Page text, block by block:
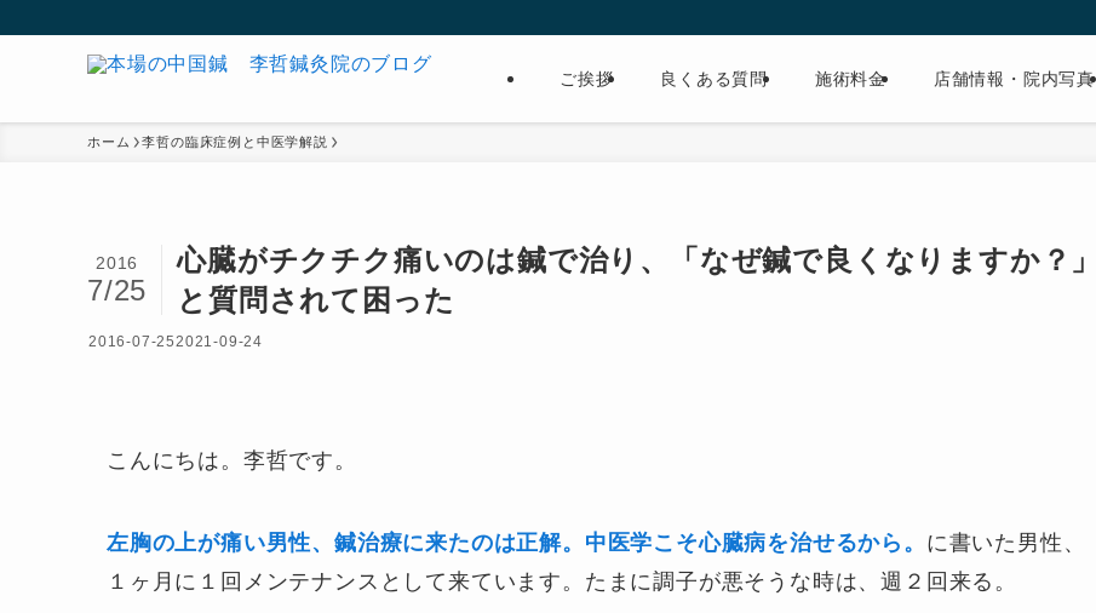
ご挨拶 良くある質問 施術料金 店舗情報・院内写真
ホーム 李哲の臨床症例と中医学解説
心臓がチクチク痛いのは鍼で治り、「なぜ鍼で良くなりますか？」
と質問されて困った
2016
7/25
2016-07-252021-09-24
こんにちは。李哲です。
左胸の上が痛い男性、鍼治療に来たのは正解。中医学こそ心臓病を治せるから。 に書いた男性、
１ヶ月に１回メンテナンスとして来ています。たまに調子が悪そうな時は、週２回来る。